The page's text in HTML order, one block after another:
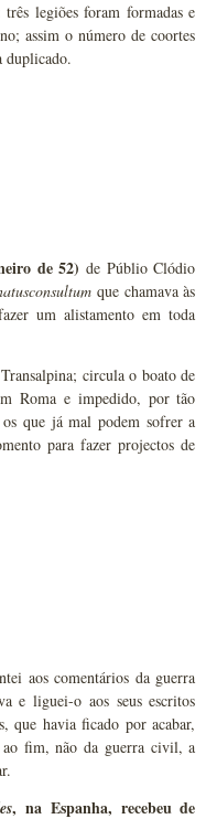
três legiões foram formadas e
assim o número de coortes
duplicado.
de 52) de Públio Clódio
que chamava às
um alistamento em toda
circula o boato de
Roma e impedido, por tão
os que já mal podem sofrer a
para fazer projectos de
aos comentários da guerra
e liguei-o aos seus escritos
que havia ficado por acabar,
ao fim, não da guerra civil, a
, na Espanha, recebeu de